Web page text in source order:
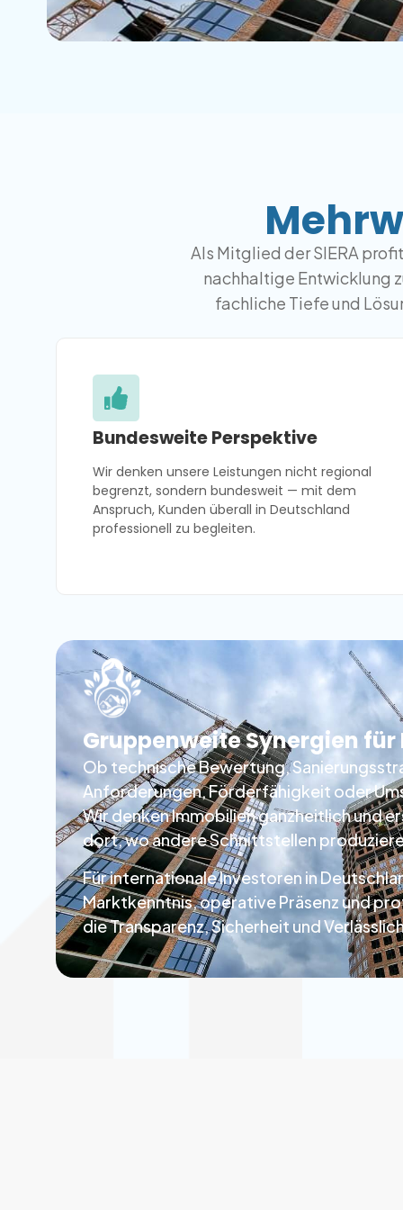
Als Mitglied der SIERA
nachhaltige Entwicklung
fachliche Tiefe und
Bundesweite Perspektive
Wir denken unsere Leistungen nicht regional
begrenzt, sondern bundesweit — mit dem
Anspruch, Kunden überall in Deutschland
professionell zu begleiten.
Gruppenweite Synergien
Ob technische Bewertung,
Anforderungen, Förderfähigkeit oder
Wir denken Immobilien ganzheitlich und
dort, wo andere Schnittstellen
Fürinternationale Investoren in
Marktkenntnis, operative Präsenz und
die Transparenz, Sicherheit und